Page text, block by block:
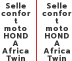
Selle
confor
t
moto
HOND
A
Africa
Twin
Selle
confor
t
moto
HOND
A
Africa
Twin